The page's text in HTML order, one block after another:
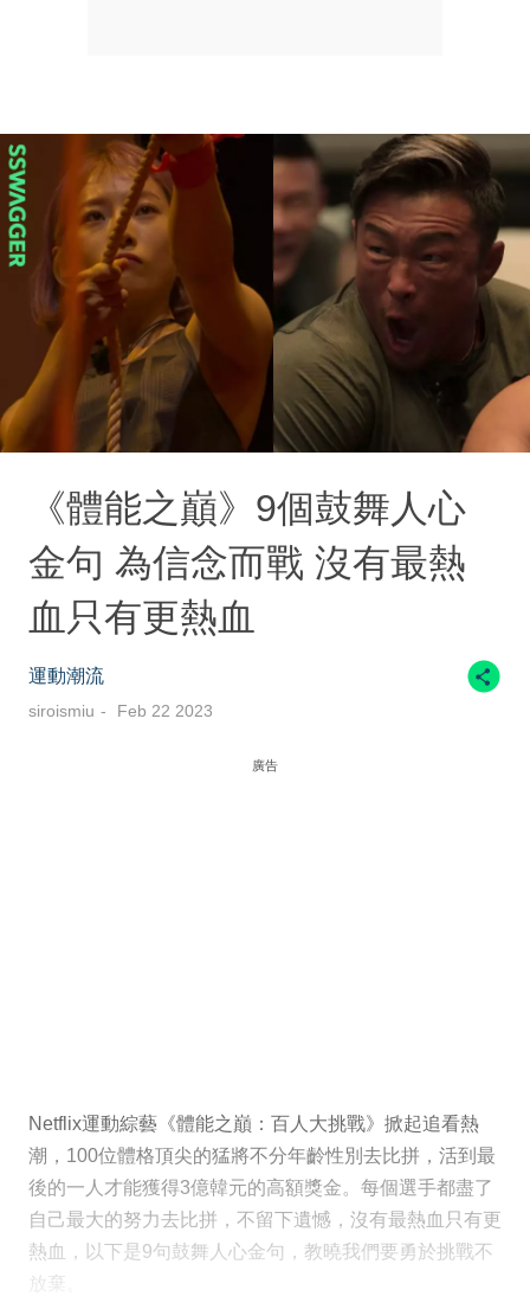
《體能之巔》9個鼓舞人心
金句 為信念而戰 沒有最熱
血只有更熱血
運動潮流
siroismiu Feb 22 2023
廣告
Netflix運動綜藝《體能之巔：百人大挑戰》掀起追看熱
潮，100位體格頂尖的猛將不分年齡性別去比拼，活到最
後的一人才能獲得3億韓元的高額獎金。每個選手都盡了
自己最大的努力去比拼，不留下遺憾，沒有最熱血只有更
熱血，以下是9句鼓舞人心金句，教曉我們要勇於挑戰不
放棄。